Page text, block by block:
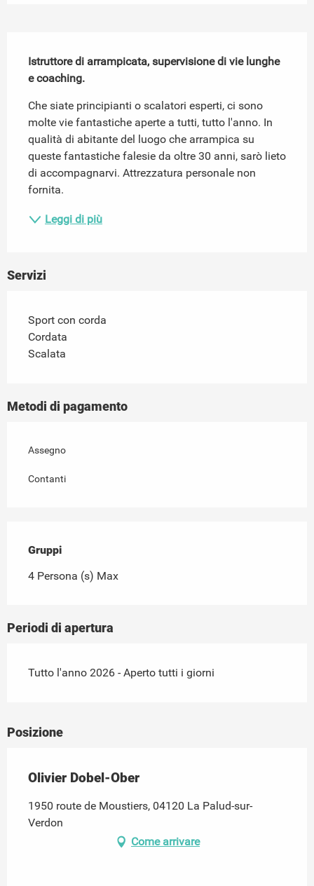
Istruttore di arrampicata, supervisione di vie lunghe
e coaching.
Che siate principianti o scalatori esperti, ci sono
molte vie fantastiche aperte a tutti, tutto l'anno. In
qualità di abitante del luogo che arrampica su
queste fantastiche falesie da oltre 30 anni, sarò lieto
di accompagnarvi. Attrezzatura personale non
fornita.
Leggi di più
Servizi
Sport con corda
Cordata
Scalata
Metodi di pagamento
Assegno
Contanti
Gruppi
Gruppi
4 Persona (s) Max
Periodi di apertura
Tutto l'anno 2026 - Aperto tutti i giorni
Posizione
Olivier Dobel-Ober
1950 route de Moustiers, 04120 La Palud-sur-
Verdon
Come arrivare